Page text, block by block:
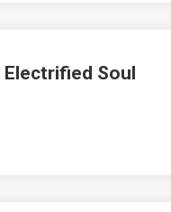
Soul